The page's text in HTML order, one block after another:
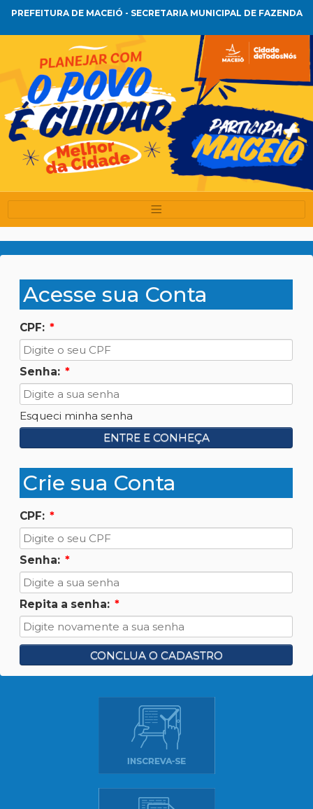
PREFEITURA DE MACEIÓ - SECRETARIA MUNICIPAL DE FAZENDA
Acesse sua Conta
CPF: *
Senha: *
Esqueci minha senha
ENTRE E CONHEÇA
Crie sua Conta
CPF: *
Senha: *
Repita a senha: *
CONCLUA O CADASTRO